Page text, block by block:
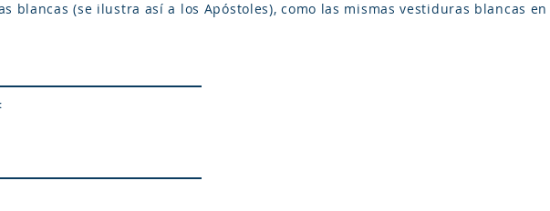
blancas (se ilustra así a los Apóstoles), como las mismas vestiduras blancas en